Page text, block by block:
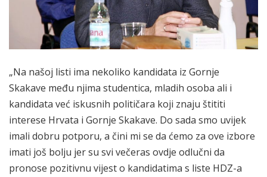
„Na našoj listi ima nekoliko kandidata iz Gornje
Skakave među njima studentica, mladih osoba ali i
kandidata već iskusnih političara koji znaju štititi
interese Hrvata i Gornje Skakave. Do sada smo uvijek
imali dobru potporu, a čini mi se da ćemo za ove izbore
imati još bolju jer su svi večeras ovdje odlučni da
pronose pozitivnu vijest o kandidatima s liste HDZ-a